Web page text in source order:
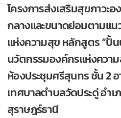
โครงการส่งเสริมสุขภาวะ
กลางและขนาดย่อมตามแ
แห่งความสุข หลักสูตร “ปั้
นวัตกรรมองค์กรแห่งควา
ห้องประชุมศรีสุนทร ชั้น 2
เทศบาลตำบลวัดประดู่ อำเ
สุราษฎร์ธานี